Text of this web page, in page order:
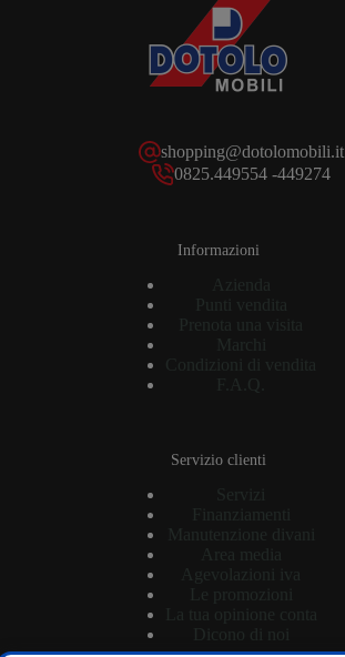
shopping@dotolomobili.it
0825.449554 -449274
Informazioni
Servizio clienti